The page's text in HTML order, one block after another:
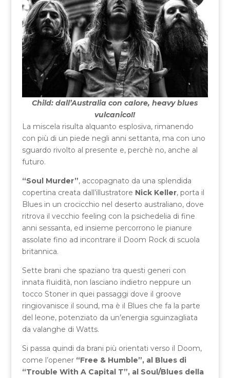
Child: dall’Australia con calore, heavy blues
vulcanico!!
La miscela risulta alquanto esplosiva, rimanendo
con più di un piede negli anni settanta, ma con uno
sguardo rivolto al presente e, perchè no, anche al
futuro.
“Soul Murder”, accopagnato da una splendida
copertina creata dall’illustratore Nick Keller, porta il
Blues in un crocicchio nel deserto australiano, dove
ritrova il vecchio feeling con la psichedelia di fine
anni sessanta, ed insieme percorrono le pianure
assolate fino ad incontrare il Doom Rock di scuola
britannica.
Sette brani che spaziano tra questi generi con
innata fluidità, non lasciano indietro neppure un
tocco Stoner in quei passaggi dove il groove
ringiovanisce il sound, ma è il Blues che fa la parte
del leone, potenziato da un’energia sguinzagliata
da valanghe di Watts.
Si passa quindi da brani più orientati verso il Doom,
come l’opener “Free & Humble”, al Blues di
“Trouble With A Capital T”, al Soul/Blues della